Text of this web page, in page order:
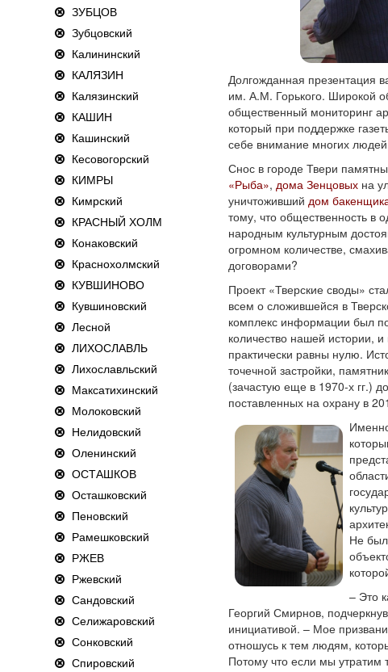
ЗУБЦОВ
Зубцовский
Калининский
КАЛЯЗИН
Калязинский
КАШИН
Кашинский
Кесовогорский
КИМРЫ
Кимрский
КРАСНЫЙ ХОЛМ
Конаковский
Краснохолмский
КУВШИНОВО
Кувшиновский
Лесной
ЛИХОСЛАВЛЬ
Лихославльский
Максатихинский
Молоковский
Нелидовский
Оленинский
ОСТАШКОВ
Осташковский
Пеновский
Рамешковский
РЖЕВ
Ржевский
Сандовский
Селижаровский
Сонковский
Спировский
Долгожданная презентация
им. А.М. Горького. Широкой
общественный мониторинг
который при поддержке
себе внимание многих
Снос в городе Твери
«Рыба»,дома Зенцовых на
уничтожившийдом
тому, что общественность в
народным культурным
огромном количестве,
договорами?
Проект «Тверские своды»
всем о сложившейся в
комплекс информации был
количество нашей истории,
практически равны нулю.
точечной застройки,
(зачастую еще в 1970-х гг.)
поставленных на охрану в
Не
– Это
Георгий Смирнов,
инициативой. – Мое
отношусь к тем людям,
Потому что если мы утратим